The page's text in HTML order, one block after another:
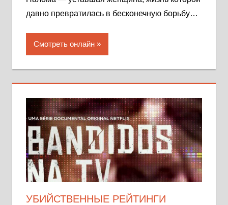
давно превратилась в бесконечную борьбу…
Смотреть онлайн
УБИЙСТВЕННЫЕ РЕЙТИНГИ